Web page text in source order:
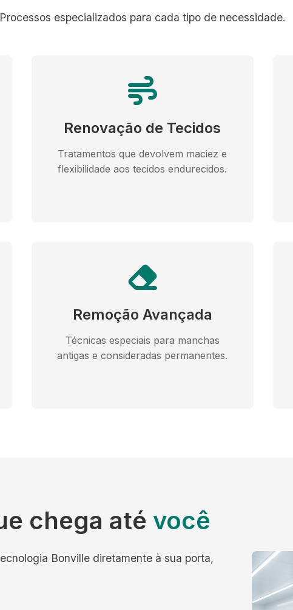
Processos especializados para cada tipo de necessidade.
Renovação de Tecidos
Tratamentos que devolvem maciez e
flexibilidade aos tecidos endurecidos.
Remoção Avançada
Técnicas especiais para manchas
antigas e consideradas permanentes.
chega até você
Bonville diretamente à sua porta,